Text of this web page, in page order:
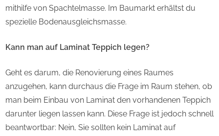
mithilfe von Spachtelmasse. Im Baumarkt erhältst du
spezielle Bodenausgleichsmasse.
Kann man auf Laminat Teppich legen?
Geht es darum, die Renovierung eines Raumes
anzugehen, kann durchaus die Frage im Raum stehen, ob
man beim Einbau von Laminat den vorhandenen Teppich
darunter liegen lassen kann. Diese Frage ist jedoch schnell
beantwortbar: Nein, Sie sollten kein Laminat auf